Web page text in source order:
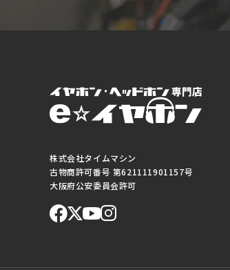
株式会社タイムマシン
古物商許可番号 第621111901157号
大阪府公安委員会許可